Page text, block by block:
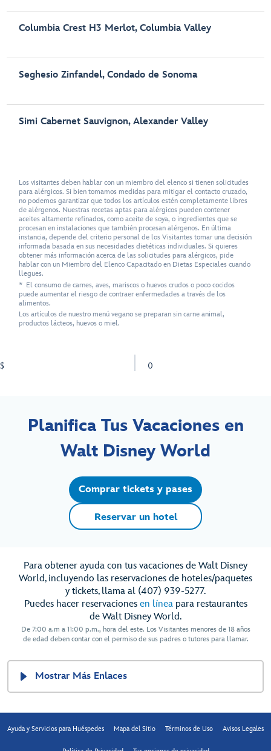
Columbia Crest H3 Merlot, Columbia Valley
Seghesio Zinfandel, Condado de Sonoma
Simi Cabernet Sauvignon, Alexander Valley
Los visitantes deben hablar con un miembro del elenco si tienen solicitudes
para alérgicos. Si bien tomamos medidas para mitigar el contacto cruzado,
no podemos garantizar que todos los artículos estén completamente libres
de alérgenos. Nuestras recetas aptas para alérgicos pueden contener
aceites altamente refinados, como aceite de soya, o ingredientes que se
procesan en instalaciones que también procesan alérgenos. En última
instancia, depende del criterio personal de los Visitantes tomar una decisión
informada basada en sus necesidades dietéticas individuales. Si quieres
obtener más información acerca de las solicitudes para alérgicos, pide
hablar con un Miembro del Elenco Capacitado en Dietas Especiales cuando
llegues.
* El consumo de carnes, aves, mariscos o huevos crudos o poco cocidos
puede aumentar el riesgo de contraer enfermedades a través de los
alimentos.
Los artículos de nuestro menú vegano se preparan sin carne animal,
productos lácteos, huevos o miel.
$ 0
Planifica Tus Vacaciones en
Walt Disney World
Comprar tickets y pases
Reservar un hotel
Para obtener ayuda con tus vacaciones de Walt Disney
World, incluyendo las reservaciones de hoteles/paquetes
y tickets, llama al (407) 939-5277.
Puedes hacer reservaciones en líneapara restaurantes
de Walt Disney World.
De 7:00 a.m a 11:00 p.m., hora del este. Los Visitantes menores de 18 años
de edad deben contar con el permiso de sus padres o tutores para llamar.
Mostrar Más Enlaces
Ayuda y Servicios para Huéspedes Mapa del Sitio Términos de Uso Avisos Legales